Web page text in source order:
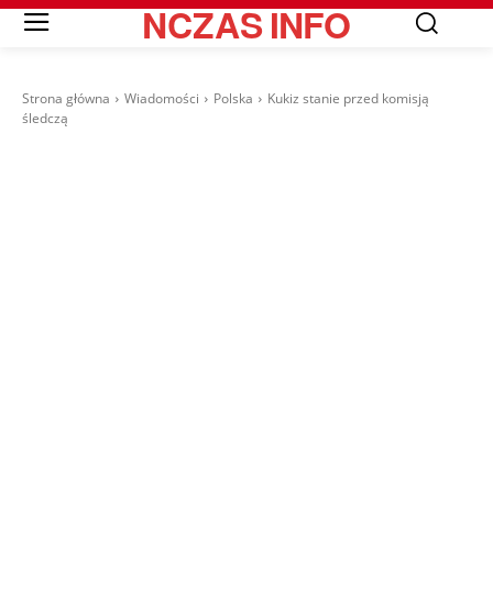
NCZASINFO
Strona główna Wiadomości Polska
Kukiz stanie przed komisją
śledczą